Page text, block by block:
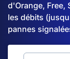
d'Orange, Free,
les débits
pannes